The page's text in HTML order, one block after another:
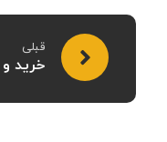
قبلی
خرید